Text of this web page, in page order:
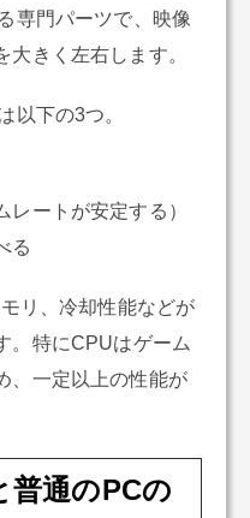
専門パーツで、映像
きく左右します。
以下の3つ。
レートが安定する）
る
リ、冷却性能などが
。特にCPUはゲーム
、一定以上の性能が
普通のPCの